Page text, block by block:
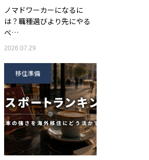
ノマドワーカーになるに
は？職種選びより先にやる
べ…
2026.07.29
移住準備